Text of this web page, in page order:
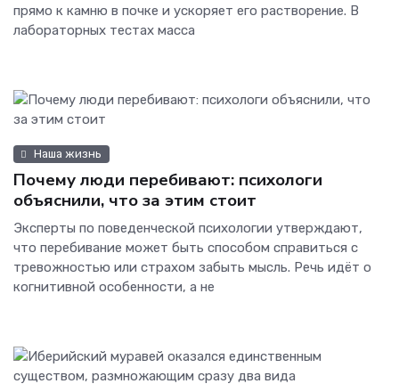
прямо к камню в почке и ускоряет его растворение. В
лабораторных тестах масса
Наша жизнь
Почему люди перебивают: психологи
объяснили, что за этим стоит
Эксперты по поведенческой психологии утверждают,
что перебивание может быть способом справиться с
тревожностью или страхом забыть мысль. Речь идёт о
когнитивной особенности, а не